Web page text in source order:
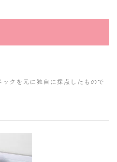
クを元に独自に採点したもので